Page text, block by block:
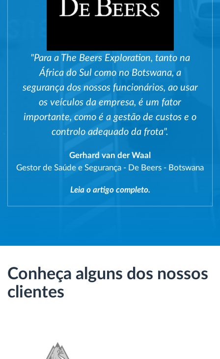
"Para a The Beers Exploration, tanto na
África do Sul como no Botswana, a
segurança dos nossos funcionários, ao usar
os veículos da empresa, é um fator
importante, como é a gestão de custos e o
controlo adequado da frota".
Gerhard van der Waal
Gestor de Saúde e Segurança - De Beers - Botswana
Leia o artigo completo.
Conheça alguns dos nossos
clientes